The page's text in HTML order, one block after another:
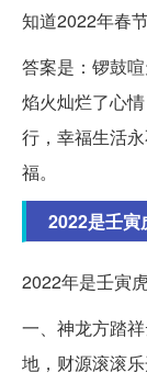
知道2022年春
答案是：锣鼓
焰火灿烂了心
行，幸福生活
福。
2022是壬寅
2022年是壬寅
一、神龙方踏
地，财源滚滚